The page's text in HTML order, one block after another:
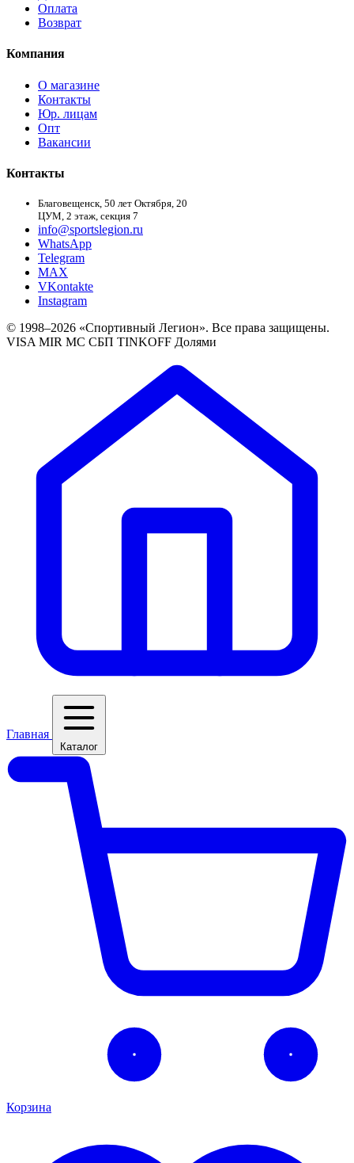
Оплата
Возврат
Компания
О магазине
Контакты
Юр. лицам
Опт
Вакансии
Контакты
Благовещенск, 50 лет Октября, 20
ЦУМ, 2 этаж, секция 7
info@sportslegion.ru
WhatsApp
Telegram
MAX
VKontakte
Instagram
© 1998–2026 «Спортивный Легион». Все права защищены.
VISA MIR MC СБП TINKOFF Долями
Главная
Каталог
Корзина